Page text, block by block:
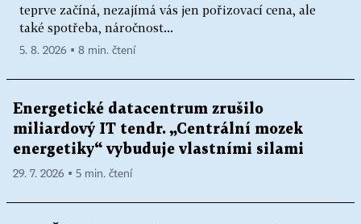
teprve začíná, nezajímá vás jen pořizovací cena, ale
také spotřeba, náročnost...
5. 8. 2026 ▪ 8 min. čtení
Energetické datacentrum zrušilo
miliardový IT tendr. „Centrální mozek
energetiky“ vybuduje vlastními silami
29. 7. 2026 ▪ 5 min. čtení